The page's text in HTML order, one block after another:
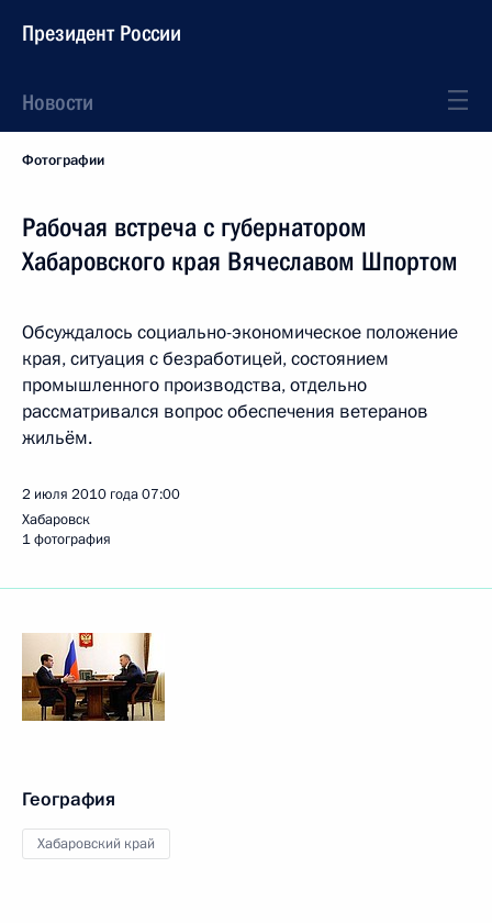
Президент России
Новости
Фотографии
Рабочая встреча с губернатором
Хабаровского края Вячеславом Шпортом
Обсуждалось социально-экономическое положение
края, ситуация с безработицей, состоянием
промышленного производства, отдельно
рассматривался вопрос обеспечения ветеранов
жильём.
2 июля 2010 года07:00
Хабаровск
1 фотография
География
Хабаровский край